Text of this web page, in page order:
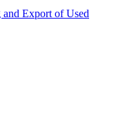
Export of Used